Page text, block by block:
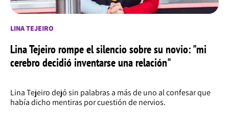
LINA TEJEIRO
Lina Tejeiro rompe el silencio sobre su novio: "mi
cerebro decidió inventarse una relación"
Lina Tejeiro dejó sin palabras a más de uno al confesar que
había dicho mentiras por cuestión de nervios.